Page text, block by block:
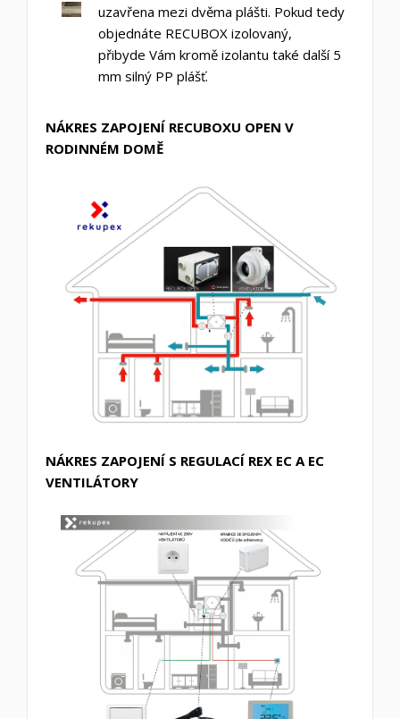
uzavřena mezi dvěma plášti. Pokud tedy
objednáte RECUBOX izolovaný,
přibyde Vám kromě izolantu také další 5
mm silný PP plášť.
NÁKRES ZAPOJENÍ RECUBOXU OPEN V
RODINNÉM DOMĚ
NÁKRES ZAPOJENÍ S REGULACÍ REX EC A EC
VENTILÁTORY